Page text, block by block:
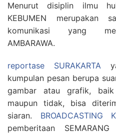
Menurut disiplin ilmu
KEBUMEN merupakan
komunikasi yang
AMBARAWA.
reportase SURAKARTA
kumpulan pesan berupa
gambar atau grafik,
maupun tidak, bisa
siaran. BROADCASTING
pemberitaan